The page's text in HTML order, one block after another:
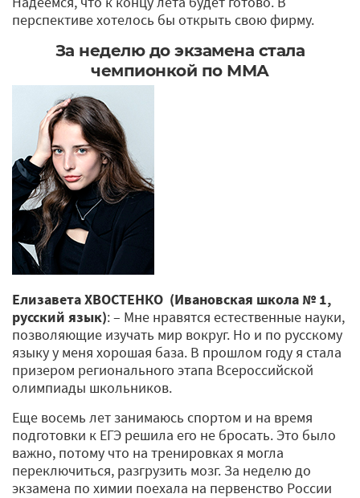
перспективе хотелось бы открыть свою фирму.
За неделю до экзамена стала
чемпионкой по ММА
Елизавета ХВОСТЕНКО (Ивановская школа № 1,
русский язык): – Мне нравятся естественные науки,
позволяющие изучать мир вокруг. Но и по русскому
языку у меня хорошая база. В прошлом году я стала
призером регионального этапа Всероссийской
олимпиады школьников.
Еще восемь лет занимаюсь спортом и на время
подготовки к ЕГЭ решила его не бросать. Это было
важно, потому что на тренировках я могла
переключиться, разгрузить мозг. За неделю до
экзамена по химии поехала на первенство России